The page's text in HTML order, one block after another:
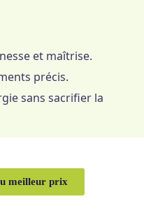
et maîtrise.
précis.
sans sacrifier la
meilleur prix